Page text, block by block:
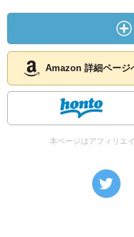
Amazon 詳細ページ
本ページはアフィリエ